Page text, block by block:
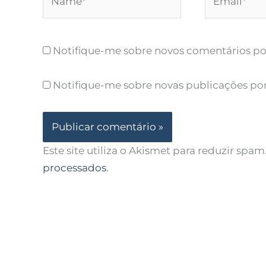
Notifique-me sobre novos comentários
Notifique-me sobre novas publicações
Este site utiliza o Akismet para reduzir spam.
processados.